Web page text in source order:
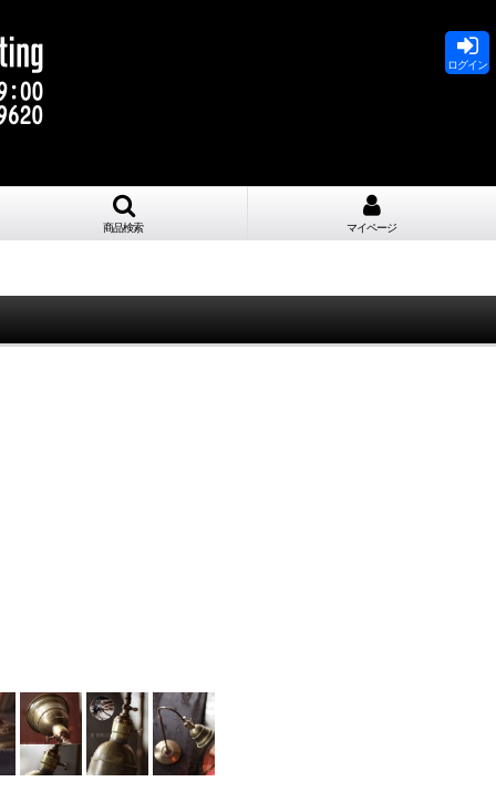
ログイン
商品検索 マイページ